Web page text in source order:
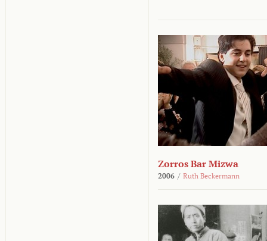
Zorros Bar Mizwa
2006 / Ruth Beckermann